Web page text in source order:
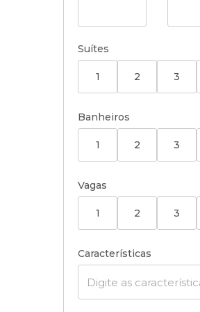
Suítes
1 2 3
Banheiros
1 2 3
Vagas
1 2 3
Características